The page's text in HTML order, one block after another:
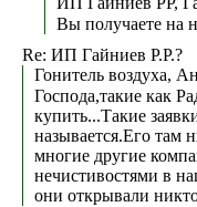
Вы получаете на
Re: ИП Гайниев Р.Р.?
Гонитель воздуха,
Господа,такие как
купить...Такие
называется.Его там
многие другие
нечистивостями в
они открывали